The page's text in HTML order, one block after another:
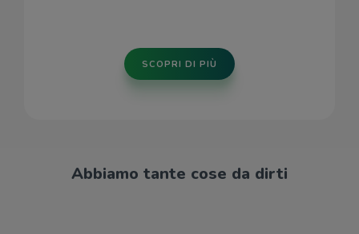
SCOPRI DI PIÙ
Abbiamo tante cose da dirti